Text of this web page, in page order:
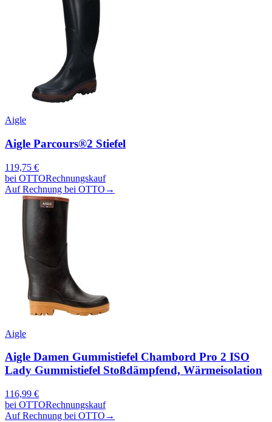
Aigle
Aigle Parcours®2 Stiefel
119,75 €
bei OTTORechnungskauf
Auf Rechnung bei OTTO →
Aigle
Aigle Damen Gummistiefel Chambord Pro 2 ISO
Lady Gummistiefel Stoßdämpfend, Wärmeisolation
116,99 €
bei OTTORechnungskauf
Auf Rechnung bei OTTO →